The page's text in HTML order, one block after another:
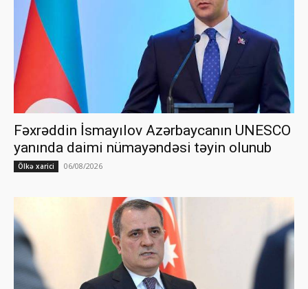
Fəxrəddin İsmayılov Azərbaycanın UNESCO
yanında daimi nümayəndəsi təyin olunub
Ölkə xarici 06/08/2026